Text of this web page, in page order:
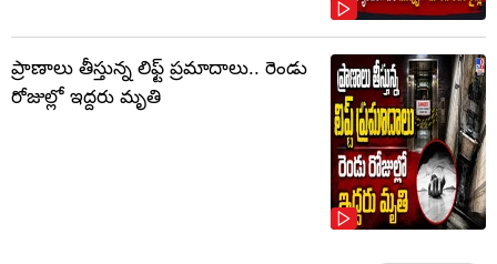
ప్రాణాలు తీస్తున్న లిఫ్ట్‌ ప్రమాదాలు.. రెండు
రోజుల్లో ఇద్దరు మృతి